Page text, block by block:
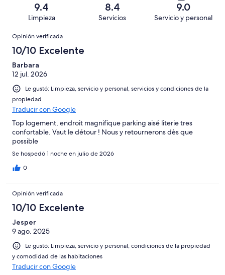
opiniones
opiniones
de
opiniones
Basada
de
opiniones
Terrible.
Basada
de
32
opiniones
9.4
Limpieza
8.4
Servicios
9.0
Servicio y personal
Opiniones
Opinión verificada
10/10 Excelente
Barbara
12 jul. 2026
Le gustó: Limpieza, servicio y personal, servicios y condiciones de la
propiedad
Traducir con Google
Top logement, endroit magnifique parking aisé literie tres
confortable. Vaut le détour ! Nous y retournerons dès que
possible
Se hospedó 1 noche en julio de 2026
0
Opinión verificada
10/10 Excelente
Jesper
9 ago. 2025
Le gustó: Limpieza, servicio y personal, condiciones de la propiedad
y comodidad de las habitaciones
Traducir con Google